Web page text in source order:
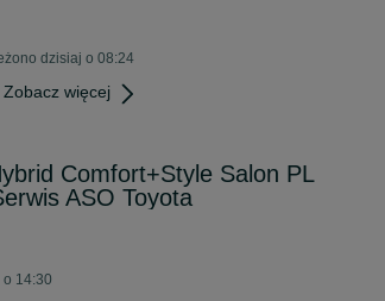
dzisiaj o 08:24
Zobacz więcej
Comfort+Style Salon PL
ASO Toyota
14:30